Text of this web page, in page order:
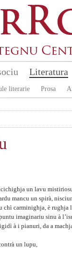
Literatura
literarie Prosa
un lavu
mancu un spirà,
carminighja, è rughja
imaginariu sinu à
à i pianuri, da a
un lupu,